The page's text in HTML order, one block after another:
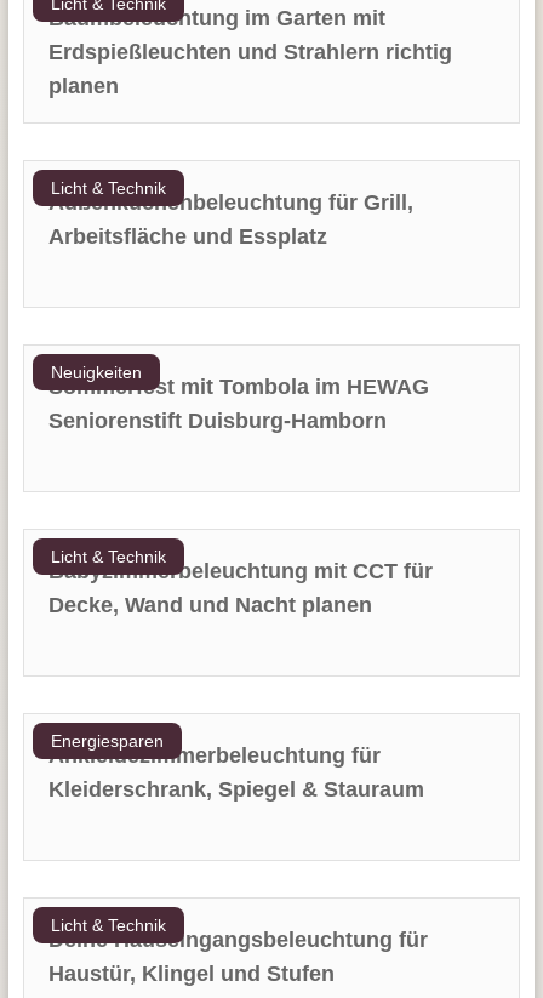
Baumbeleuchtung im Garten mit
Erdspießleuchten und Strahlern richtig
planen
Licht & Technik
Außenküchenbeleuchtung für Grill,
Arbeitsfläche und Essplatz
Neuigkeiten
Sommerfest mit Tombola im HEWAG
Seniorenstift Duisburg-Hamborn
Licht & Technik
Babyzimmerbeleuchtung mit CCT für
Decke, Wand und Nacht planen
Energiesparen
Ankleidezimmerbeleuchtung für
Kleiderschrank, Spiegel & Stauraum
Licht & Technik
Deine Hauseingangsbeleuchtung für
Haustür, Klingel und Stufen